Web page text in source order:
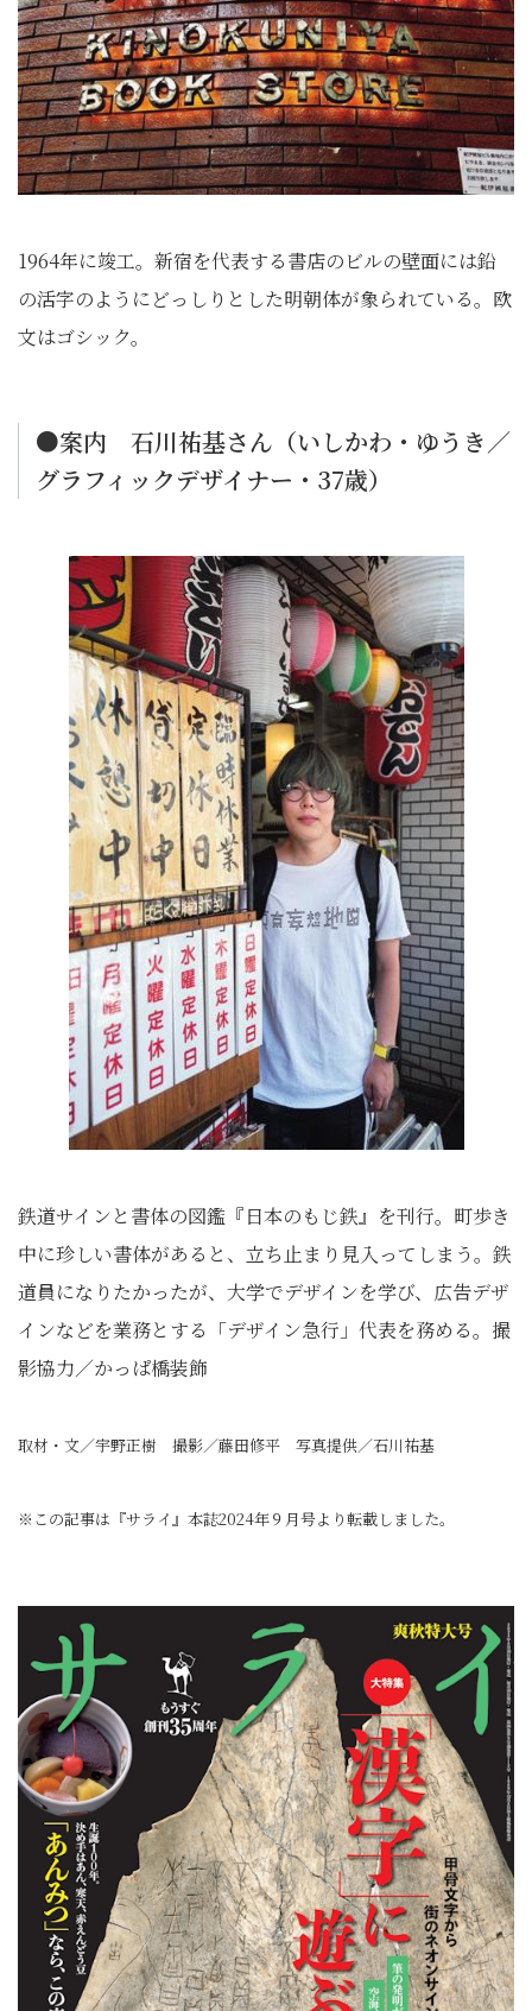
1964年に竣工。新宿を代表する書店のビルの壁面には鉛
の活字のようにどっしりとした明朝体が象られている。欧
文はゴシック。
●案内 石川祐基さん（いしかわ・ゆうき／
グラフィックデザイナー・37歳）
鉄道サインと書体の図鑑『日本のもじ鉄』を刊行。町歩き
中に珍しい書体があると、立ち止まり見入ってしまう。鉄
道員になりたかったが、大学でデザインを学び、広告デザ
インなどを業務とする「デザイン急行」代表を務める。撮
影協力／かっぱ橋装飾
取材・文／宇野正樹 撮影／藤田修平 写真提供／石川祐基
※この記事は『サライ』本誌2024年９月号より転載しました。